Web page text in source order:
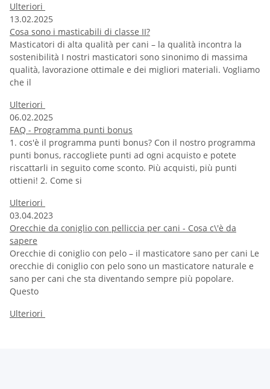
Ulteriori
13.02.2025
Cosa sono i masticabili di classe II?
Masticatori di alta qualità per cani – la qualità incontra la
sostenibilità I nostri masticatori sono sinonimo di massima
qualità, lavorazione ottimale e dei migliori materiali. Vogliamo
che il
Ulteriori
06.02.2025
FAQ - Programma punti bonus
1. cos'è il programma punti bonus? Con il nostro programma
punti bonus, raccogliete punti ad ogni acquisto e potete
riscattarli in seguito come sconto. Più acquisti, più punti
ottieni! 2. Come si
Ulteriori
03.04.2023
Orecchie da coniglio con pelliccia per cani - Cosa c\'è da
sapere
Orecchie di coniglio con pelo – il masticatore sano per cani Le
orecchie di coniglio con pelo sono un masticatore naturale e
sano per cani che sta diventando sempre più popolare.
Questo
Ulteriori